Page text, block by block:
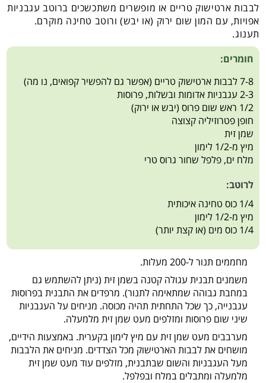
לבבות ארטישוק טריים או מופשרים משתכשכים ברוטב עגבניות
אפויות, עם המון שום ירוק (או יבש) ורוטב טחינה מוקרם.
תענוג.
חומרים:
7-8 לבבות ארטישוק טריים (אפשר גם להפשיר קפואים, נו מה)
2-3 עגבניות אדומות ובשלות, פרוסות
1/2 ראש שום פרוס (יבש או ירוק)
חופן פטרוזיליה קצוצה
שמן זית
מיץ מ-1/2 לימון
מלח ים, פלפל שחור גרוס טרי
לרוטב:
1/4 כוס טחינה איכותית
מיץ מ-1/2 לימון
1/4 כוס מים (או קצת יותר)
מחממים תנור ל-200 מעלות.
משמנים תבנית עגולה קטנה בשמן זית (ניתן להשתמש גם
במחבת גבוהה שמתאימה לתנור). מרפדים את התבנית בפרוסות
עגבנייה, כך שכל התחתית תהיה מכוסה. מניחים על העגבניות
שיני שום פרוסות ומזלפים מעט שמן זית מלמעלה.
מערבבים מעט שמן זית עם מיץ לימון בקערית. באמצעות הידיים,
מושחים את לבבות הארטישוק מכל הצדדים. מניחים את הלבבות
מעל העגבניות והשום שבתבנית, מזלפים עוד מעט שמן זית
מלמעלה ומתבלים במלח ובפלפל.